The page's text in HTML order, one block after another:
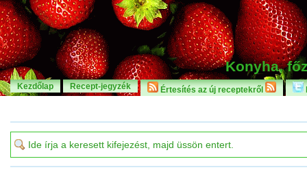
Konyha,
Kezdőlap Recept-jegyzék Értesítés az új receptekről